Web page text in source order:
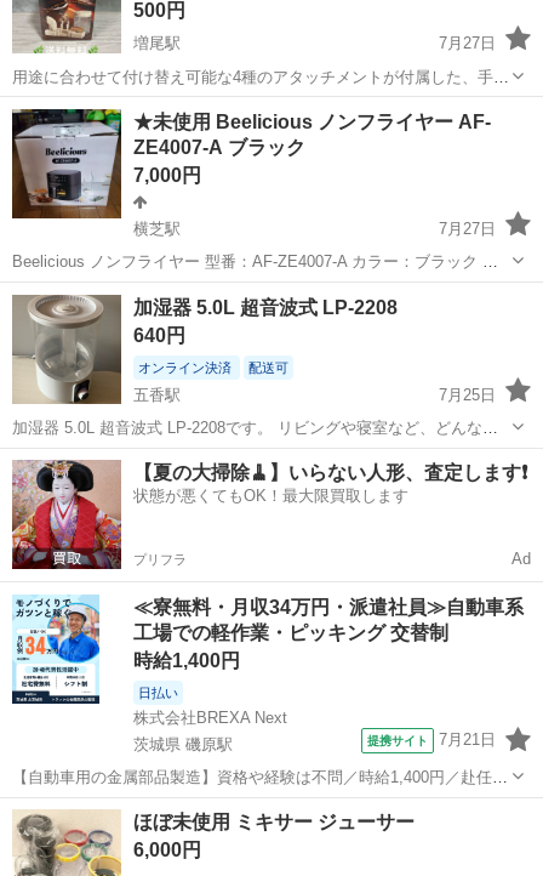
500円
増尾駅
7月27日
用途に合わせて付け替え可能な4種のアタッチメントが付属した、手軽
にきめ細やかなミルクフォームを作れる電池式クリーマーです。 - 製
品名: Battery Operated Cappuccino Creamer - 型...
千葉 柏市 増尾駅 ミルクフォーマー
★未使用 Beelicious ノンフライヤー AF-
ZE4007-A ブラック
7,000円
横芝駅
7月27日
Beelicious ノンフライヤー 型番：AF-ZE4007-A カラー：ブラック 定
格電圧：100V 定格周波数：50/60Hz 定格電力：1200W 重量：約
4.0kg（本体） 梱包サイズ：約32.2×30.2×29....
千葉 山武郡 横芝駅 キッチン家電
加湿器 5.0L 超音波式 LP-2208
640円
オンライン決済 配送可
五香駅
7月25日
加湿器 5.0L 超音波式 LP-2208です。 リビングや寝室など、どんなお
部屋にも馴染みやすいホワイトカラーです。 操作はダイヤル式で簡単
に行えます。 【商品の状態】やや傷や汚れあり 【カラー】ホワイト系
着払いで発...
千葉 松戸市 五香駅 キッチン家電 ダイヤル
【夏の大掃除🧹】いらない人形、査定します❗️
状態が悪くてもOK！最大限買取します
プリフラ Ad
≪寮無料・月収34万円・派遣社員≫自動車系
工場での軽作業・ピッキング 交替制
時給1,400円
日払い
株式会社BREXA Next
茨城県 磯原駅
提携サイト 7月21日
【自動車用の金属部品製造】資格や経験は不問／時給1,400円／赴任旅
費会社負担／正社員登用のチャンスあり／食堂利用可能／マイカー通
勤OK《茨城県茨城市》 人気の工場のお仕事 ◇トラックの金属部品の
製造◇ ★トラックの金属...
茨城 北茨城市 磯原駅 その他
ほぼ未使用 ミキサー ジューサー
6,000円